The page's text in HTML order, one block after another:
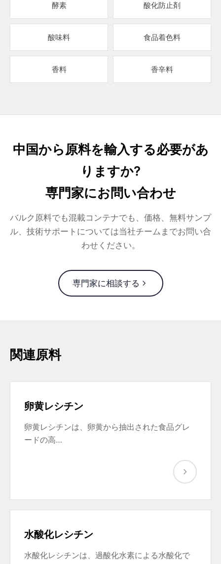
酵素 酸化防止剤
酸味料 食品着色料
香料 香辛料
中国から原料を輸入する必要があ
りますか?
専門家にお問い合わせ
バルク原料でも混載コンテナでも、価格、無料サンプ
ル、技術サポートについては当社チームまでお問い合
わせください。
専門家に相談する
関連原料
卵黄レシチン
卵黄レシチンは、卵黄から抽出された食品グレ
ードの高…
水酸化レシチン
水酸化レシチンは、過酸化水素による水酸化で